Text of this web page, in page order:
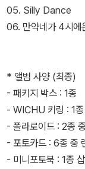
05. Silly Dance
06. 만약네가 4시
* 앨범 사양 (최종)
- 패키지 박스 : 1종
- WICHU 키링 : 1종
- 폴라로이드 : 2종
- 포토카드 : 6종 중
- 미니포토북 : 1종